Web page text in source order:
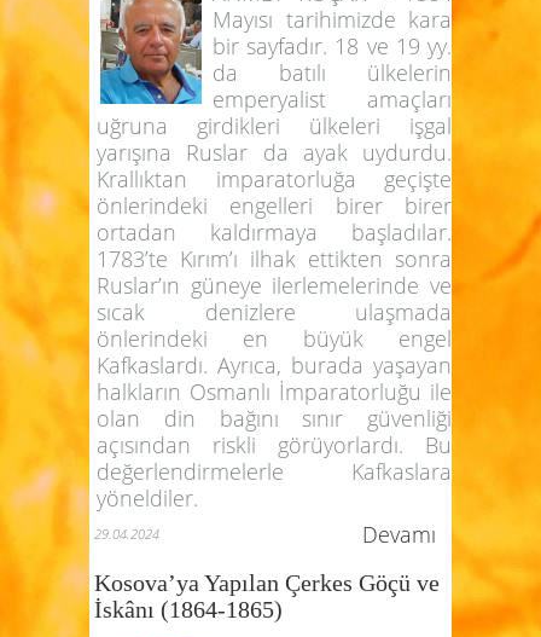
Mayısı tarihimizde kara
bir sayfadır. 18 ve 19 yy.
da batılı ülkelerin
emperyalist amaçları
uğruna girdikleri ülkeleri işgal
yarışına Ruslar da ayak uydurdu.
Krallıktan imparatorluğa geçişte
önlerindeki engelleri birer birer
ortadan kaldırmaya başladılar.
1783’te Kırım’ı ilhak ettikten sonra
Ruslar’ın güneye ilerlemelerinde ve
sıcak denizlere ulaşmada
önlerindeki en büyük engel
Kafkaslardı. Ayrıca, burada yaşayan
halkların Osmanlı İmparatorluğu ile
olan din bağını sınır güvenliği
açısından riskli görüyorlardı. Bu
değerlendirmelerle Kafkaslara
yöneldiler.
29.04.2024 Devamı
Kosova’ya Yapılan Çerkes Göçü ve
İskânı (1864-1865)